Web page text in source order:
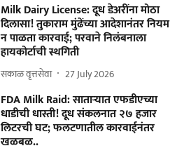
Milk Dairy License: दूध डेअरींना मोठा
दिलासा! तुकाराम मुंढेंच्या आदेशानंतर नियम
न पाळता कारवाई; परवाने निलंबनाला
हायकोर्टाची स्थगिती
सकाळ वृत्तसेवा 27 July 2026
FDA Milk Raid: साताऱ्यात एफडीएच्या
धाडीची धास्ती! दूध संकलनात २७ हजार
लिटरची घट; फलटणातील कारवाईनंतर
खळबळ..